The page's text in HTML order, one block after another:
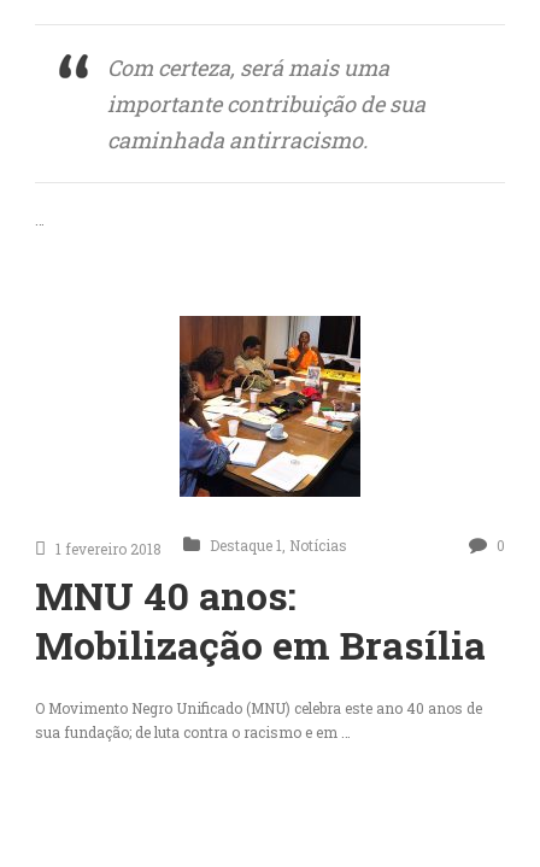
Com certeza, será mais uma
importante contribuição de sua
caminhada antirracismo.
1 fevereiro 2018 Destaque 1 Notícias 0
MNU 40 anos:
Mobilização em Brasília
O Movimento Negro Unificado (MNU) celebra este ano 40 anos de
sua fundação; de luta contra o racismo e em …